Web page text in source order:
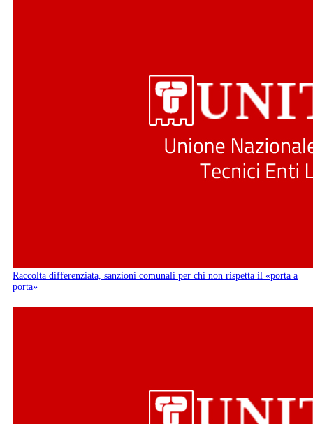
Raccolta differenziata, sanzioni comunali per chi non rispetta il «porta a
porta»